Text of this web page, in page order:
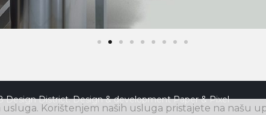
Design District. Design & developmentPaper & Pixel
Korištenjem naših usluga pristajete na našu